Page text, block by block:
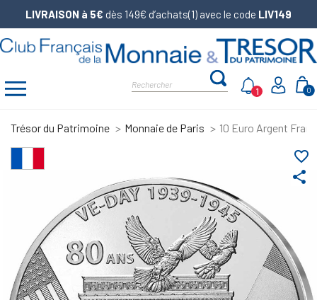
LIVRAISON à 5€ dès 149€ d’achats(1) avec le code LIV149
0
1
Trésor du Patrimoine Monnaie de Paris 10 Euro Argent
share
favorite_border